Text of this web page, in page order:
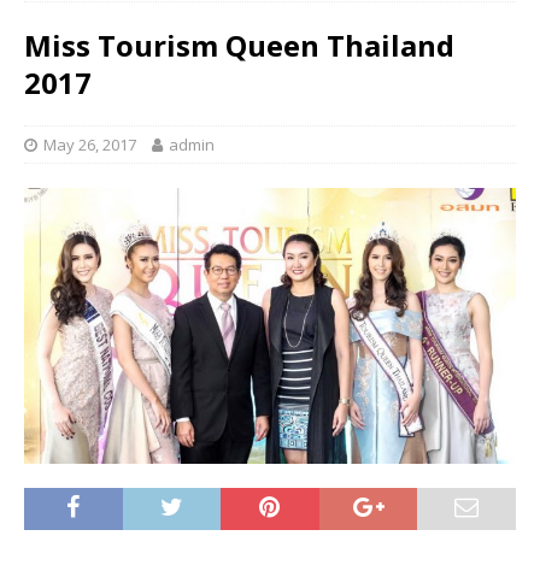
Miss Tourism Queen Thailand
2017
May 26, 2017 admin